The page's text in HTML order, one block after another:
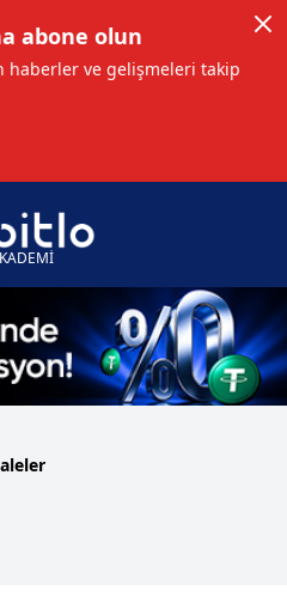
abone olun
haberler ve gelişmeleri takip